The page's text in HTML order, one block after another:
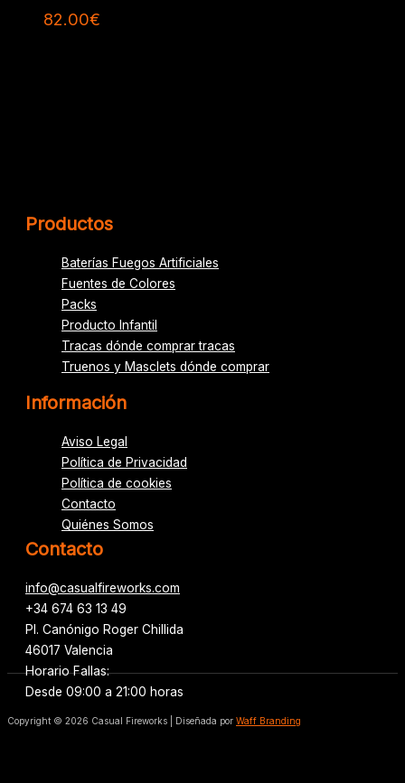
82.00€
Productos
Baterías Fuegos Artificiales
Fuentes de Colores
Packs
Producto Infantil
Tracas dónde comprar tracas
Truenos y Masclets dónde comprar
Información
Aviso Legal
Política de Privacidad
Política de cookies
Contacto
Quiénes Somos
Contacto
info@casualfireworks.com
+34 674 63 13 49
Pl. Canónigo Roger Chillida
46017 Valencia
Horario Fallas:
Desde 09:00 a 21:00 horas
Copyright © 2026 Casual Fireworks | Diseñada por Waff Branding